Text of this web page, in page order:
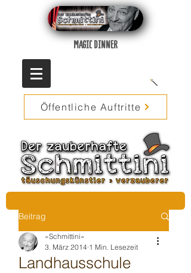
MAGIC DINNER
Öffentliche Auftritte
Beitrag
Landhausschule
»Schmittini«
3. März 2014 1 Min. Lesezeit